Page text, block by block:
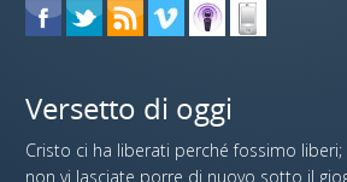
Versetto di oggi
Cristo ci ha liberati perché fossimo
non vi lasciate porre di nuovo sotto il